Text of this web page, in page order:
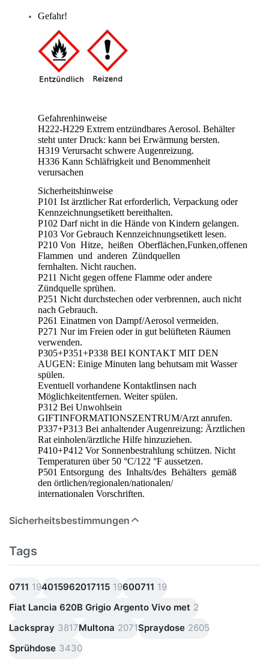
Gefahr!
Gefahrenhinweise
H222-H229 Extrem entzündbares Aerosol. Behälter
steht unter Druck: kann bei Erwärmung bersten.
H319 Verursacht schwere Augenreizung.
H336 Kann Schläfrigkeit und Benommenheit
verursachen
Sicherheitshinweise
P101 Ist ärztlicher Rat erforderlich, Verpackung oder
Kennzeichnungsetikett bereithalten.
P102 Darf nicht in die Hände von Kindern gelangen.
P103 Vor Gebrauch Kennzeichnungsetikett lesen.
P210 Von Hitze, heißen Oberflächen,Funken,offenen
Flammen und anderen Zündquellen
fernhalten. Nicht rauchen.
P211 Nicht gegen offene Flamme oder andere
Zündquelle sprühen.
P251 Nicht durchstechen oder verbrennen, auch nicht
nach Gebrauch.
P261 Einatmen von Dampf/Aerosol vermeiden.
P271 Nur im Freien oder in gut belüfteten Räumen
verwenden.
P305+P351+P338 BEI KONTAKT MIT DEN
AUGEN: Einige Minuten lang behutsam mit Wasser
spülen.
Eventuell vorhandene Kontaktlinsen nach
Möglichkeitentfernen. Weiter spülen.
P312 Bei Unwohlsein
GIFTINFORMATIONSZENTRUM/Arzt anrufen.
P337+P313 Bei anhaltender Augenreizung: Ärztlichen
Rat einholen/ärztliche Hilfe hinzuziehen.
P410+P412 Vor Sonnenbestrahlung schützen. Nicht
Temperaturen über 50 °C/122 °F aussetzen.
P501 Entsorgung des Inhalts/des Behälters gemäß
den örtlichen/regionalen/nationalen/
internationalen Vorschriften.
Sicherheitsbestimmungen
Tags
0711 194015962017115 19600711 19
Fiat Lancia 620B Grigio Argento Vivo met 2
Lackspray 3817Multona 2071Spraydose 2605
Sprühdose 3430